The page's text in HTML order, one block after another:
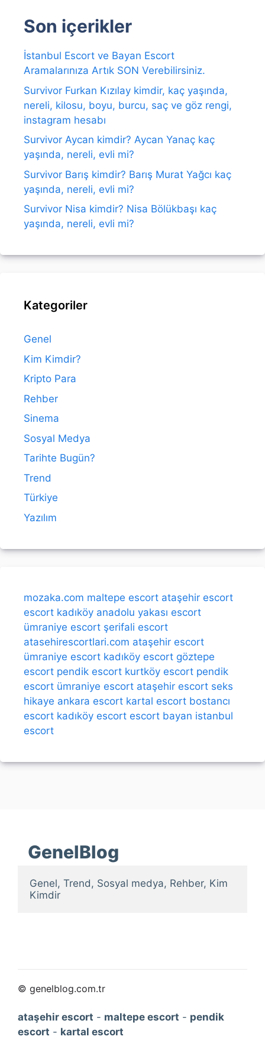
Son içerikler
İstanbul Escort ve Bayan Escort
Aramalarınıza Artık SON Verebilirsiniz.
Survivor Furkan Kızılay kimdir, kaç yaşında,
nereli, kilosu, boyu, burcu, saç ve göz rengi,
instagram hesabı
Survivor Aycan kimdir? Aycan Yanaç kaç
yaşında, nereli, evli mi?
Survivor Barış kimdir? Barış Murat Yağcı kaç
yaşında, nereli, evli mi?
Survivor Nisa kimdir? Nisa Bölükbaşı kaç
yaşında, nereli, evli mi?
Kategoriler
Genel
Kim Kimdir?
Kripto Para
Rehber
Sinema
Sosyal Medya
Tarihte Bugün?
Trend
Türkiye
Yazılım
mozaka.com maltepe escort ataşehir escort
escort kadıköy anadolu yakası escort
ümraniye escort şerifali escort
atasehirescortlari.com ataşehir escort
ümraniye escort kadıköy escort göztepe
escort pendik escort kurtköy escort pendik
escort ümraniye escort ataşehir escort seks
hikaye ankara escort kartal escort bostancı
escort kadıköy escort escort bayan istanbul
escort
GenelBlog
Genel, Trend, Sosyal medya, Rehber, Kim
Kimdir
© genelblog.com.tr
ataşehir escort - maltepe escort - pendik
escort - kartal escort